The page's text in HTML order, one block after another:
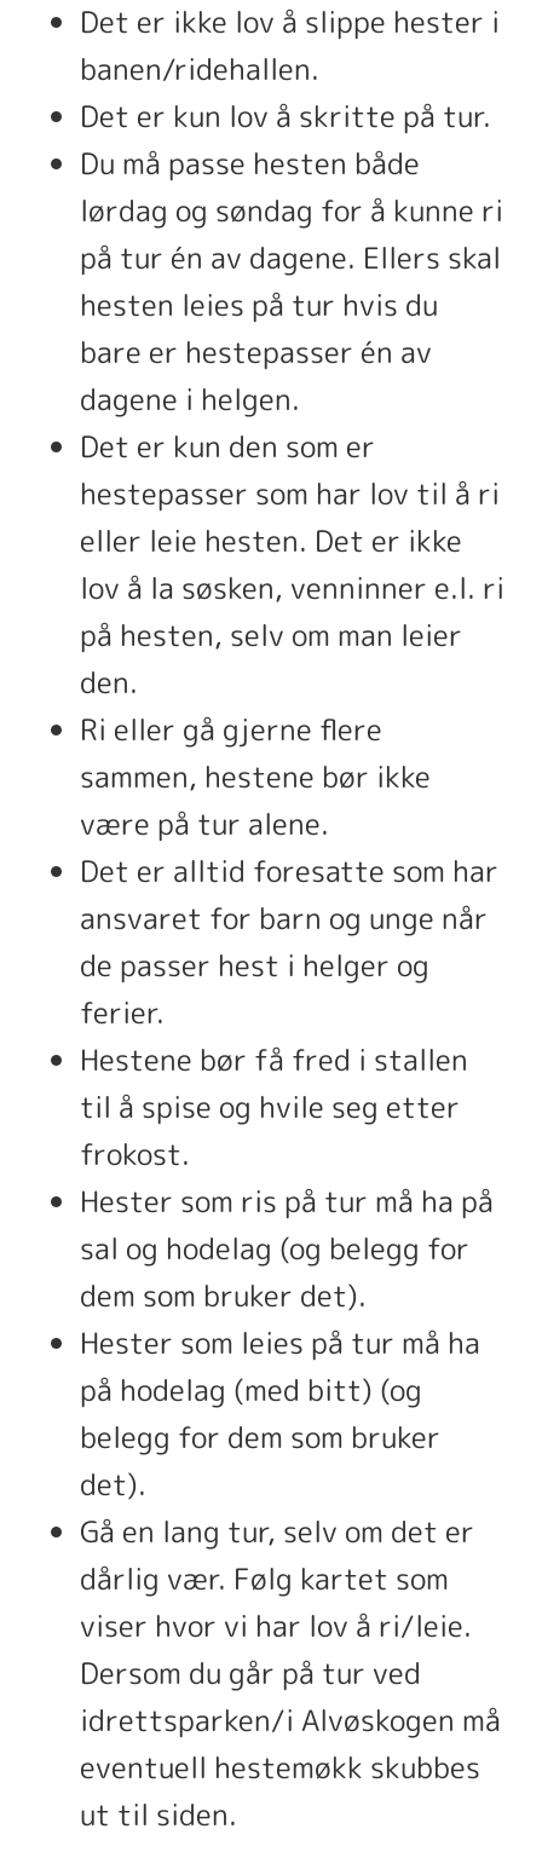
Det er ikke lov å slippe hester i
banen/ridehallen.
Det er kun lov å skritte på tur.
Du må passe hesten både
lørdag og søndag for å kunne ri
på tur én av dagene. Ellers skal
hesten leies på tur hvis du
bare er hestepasser én av
dagene i helgen.
Det er kun den som er
hestepasser som har lov til å ri
eller leie hesten. Det er ikke
lov å la søsken, venninner e.l. ri
på hesten, selv om man leier
den.
Ri eller gå gjerne flere
sammen, hestene bør ikke
være på tur alene.
Det er alltid foresatte som har
ansvaret for barn og unge når
de passer hest i helger og
ferier.
Hestene bør få fred i stallen
til å spise og hvile seg etter
frokost.
Hester som ris på tur må ha på
sal og hodelag (og belegg for
dem som bruker det).
Hester som leies på tur må ha
på hodelag (med bitt) (og
belegg for dem som bruker
det).
Gå en lang tur, selv om det er
dårlig vær. Følg kartet som
viser hvor vi har lov å ri/leie.
Dersom du går på tur ved
idrettsparken/i Alvøskogen må
eventuell hestemøkk skubbes
ut til siden.